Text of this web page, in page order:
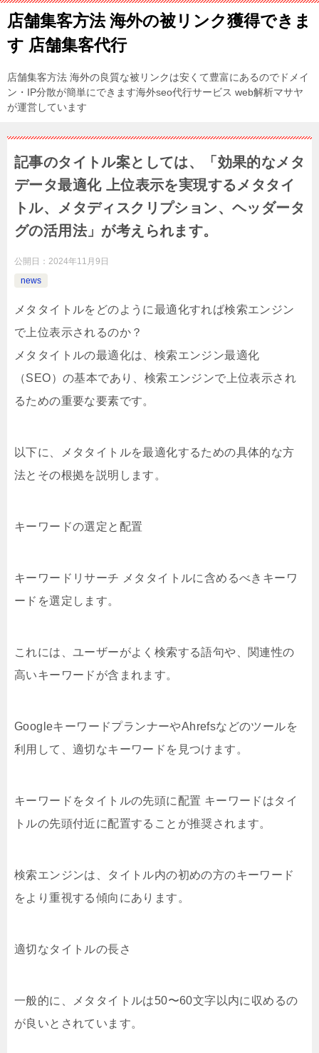
店舗集客方法 海外の被リンク獲得できま
す 店舗集客代行
店舗集客方法 海外の良質な被リンクは安くて豊富にあるのでドメイ
ン・IP分散が簡単にできます海外seo代行サービス web解析マサヤ
が運営しています
記事のタイトル案としては、「効果的なメタ
データ最適化 上位表示を実現するメタタイ
トル、メタディスクリプション、ヘッダータ
グの活用法」が考えられます。
公開日： 2024年11月9日
news
メタタイトルをどのように最適化すれば検索エンジン
で上位表示されるのか？
メタタイトルの最適化は、検索エンジン最適化
（SEO）の基本であり、検索エンジンで上位表示され
るための重要な要素です。
以下に、メタタイトルを最適化するための具体的な方
法とその根拠を説明します。
キーワードの選定と配置
キーワードリサーチ メタタイトルに含めるべきキーワ
ードを選定します。
これには、ユーザーがよく検索する語句や、関連性の
高いキーワードが含まれます。
GoogleキーワードプランナーやAhrefsなどのツールを
利用して、適切なキーワードを見つけます。
キーワードをタイトルの先頭に配置 キーワードはタイ
トルの先頭付近に配置することが推奨されます。
検索エンジンは、タイトル内の初めの方のキーワード
をより重視する傾向にあります。
適切なタイトルの長さ
一般的に、メタタイトルは50〜60文字以内に収めるの
が良いとされています。